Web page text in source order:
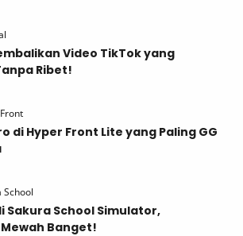
Video TikTok yang
Ribet!
di Hyper Front Lite yang Paling GG
Sakura School Simulator,
Banget!